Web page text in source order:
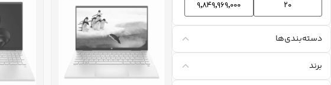
دسته‌بندی‌ها
برند